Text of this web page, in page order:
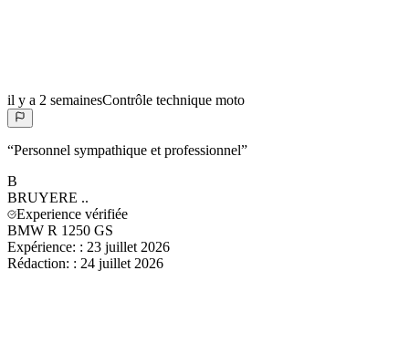
il y a 2 semainesContrôle technique moto
“Personnel sympathique et professionnel”
B
BRUYERE ..
Experience vérifiée
BMW R 1250 GS
Expérience: : 23 juillet 2026
Rédaction: : 24 juillet 2026